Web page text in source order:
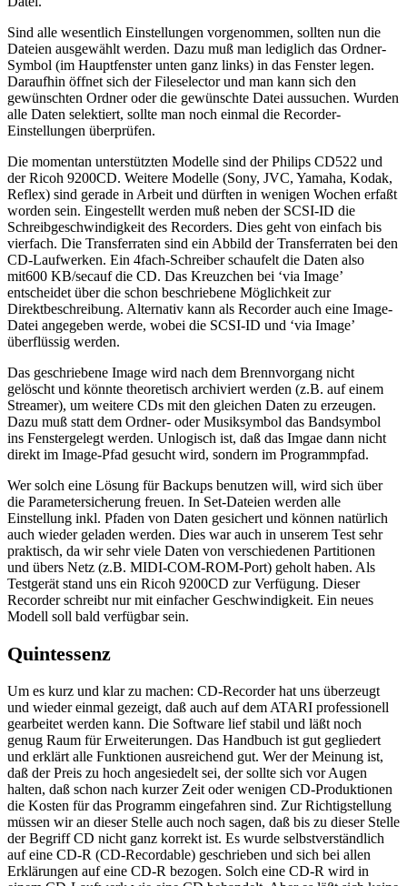
Sind alle wesentlich Einstellungen vorgenommen, sollten nun die
Dateien ausgewählt werden. Dazu muß man lediglich das Ordner-
Symbol (im Hauptfenster unten ganz links) in das Fenster legen.
Daraufhin öffnet sich der Fileselector und man kann sich den
gewünschten Ordner oder die gewünschte Datei aussuchen. Wurden
alle Daten selektiert, sollte man noch einmal die Recorder-
Einstellungen überprüfen.
Die momentan unterstützten Modelle sind der Philips CD522 und
der Ricoh 9200CD. Weitere Modelle (Sony, JVC, Yamaha, Kodak,
Reflex) sind gerade in Arbeit und dürften in wenigen Wochen erfaßt
worden sein. Eingestellt werden muß neben der SCSI-ID die
Schreibgeschwindigkeit des Recorders. Dies geht von einfach bis
vierfach. Die Transferraten sind ein Abbild der Transferraten bei den
CD-Laufwerken. Ein 4fach-Schreiber schaufelt die Daten also
mit600 KB/secauf die CD. Das Kreuzchen bei ‘via Image’
entscheidet über die schon beschriebene Möglichkeit zur
Direktbeschreibung. Alternativ kann als Recorder auch eine Image-
Datei angegeben werde, wobei die SCSI-ID und ‘via Image’
überflüssig werden.
Das geschriebene Image wird nach dem Brennvorgang nicht
gelöscht und könnte theoretisch archiviert werden (z.B. auf einem
Streamer), um weitere CDs mit den gleichen Daten zu erzeugen.
Dazu muß statt dem Ordner- oder Musiksymbol das Bandsymbol
ins Fenstergelegt werden. Unlogisch ist, daß das Imgae dann nicht
direkt im Image-Pfad gesucht wird, sondern im Programmpfad.
Wer solch eine Lösung für Backups benutzen will, wird sich über
die Parametersicherung freuen. In Set-Dateien werden alle
Einstellung inkl. Pfaden von Daten gesichert und können natürlich
auch wieder geladen werden. Dies war auch in unserem Test sehr
praktisch, da wir sehr viele Daten von verschiedenen Partitionen
und übers Netz (z.B. MIDI-COM-ROM-Port) geholt haben. Als
Testgerät stand uns ein Ricoh 9200CD zur Verfügung. Dieser
Recorder schreibt nur mit einfacher Geschwindigkeit. Ein neues
Modell soll bald verfügbar sein.
Quintessenz
Um es kurz und klar zu machen: CD-Recorder hat uns überzeugt
und wieder einmal gezeigt, daß auch auf dem ATARI professionell
gearbeitet werden kann. Die Software lief stabil und läßt noch
genug Raum für Erweiterungen. Das Handbuch ist gut gegliedert
und erklärt alle Funktionen ausreichend gut. Wer der Meinung ist,
daß der Preis zu hoch angesiedelt sei, der sollte sich vor Augen
halten, daß schon nach kurzer Zeit oder wenigen CD-Produktionen
die Kosten für das Programm eingefahren sind. Zur Richtigstellung
müssen wir an dieser Stelle auch noch sagen, daß bis zu dieser Stelle
der Begriff CD nicht ganz korrekt ist. Es wurde selbstverständlich
auf eine CD-R (CD-Recordable) geschrieben und sich bei allen
Erklärungen auf eine CD-R bezogen. Solch eine CD-R wird in